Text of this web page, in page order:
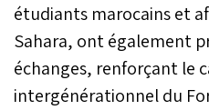
étudiants marocains et
Sahara, ont également
échanges, renforçant le
intergénérationnel du